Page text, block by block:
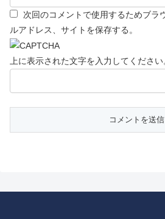
次回のコメントで使用するためブラ
ルアドレス、サイトを保存する。
上に表示された文字を入力してください